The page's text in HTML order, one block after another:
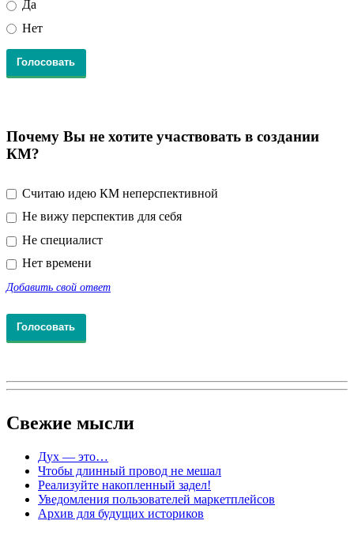
Да
Нет
Почему Вы не хотите участвовать в создании
КМ?
Считаю идею КМ неперспективной
Не вижу перспектив для себя
Не специалист
Нет времени
Добавить свой ответ
Свежие мысли
Дух — это…
Чтобы длинный провод не мешал
Реализуйте накопленный задел!
Уведомления пользователей маркетплейсов
Архив для будущих историков